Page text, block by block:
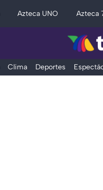
Azteca UNO Azteca
Clima Deportes